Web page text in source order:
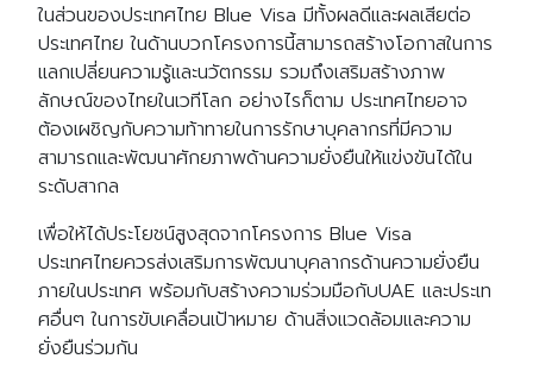
ในส่วนของประเทศไทย Blue Visa มีทั้งผลดีและผลเสียต่อ
ประเทศไทย ในด้านบวกโครงการนี้สามารถสร้างโอกาสในการ
แลกเปลี่ยนความรู้และนวัตกรรม รวมถึงเสริมสร้างภาพ
ลักษณ์ของไทยในเวทีโลก อย่างไรก็ตาม ประเทศไทยอาจ
ต้องเผชิญกับความท้าทายในการรักษาบุคลากรที่มีความ
สามารถและพัฒนาศักยภาพด้านความยั่งยืนให้แข่งขันได้ใน
ระดับสากล
เพื่อให้ได้ประโยชน์สูงสุดจากโครงการ Blue Visa
ประเทศไทยควรส่งเสริมการพัฒนาบุคลากรด้านความยั่งยืน
ภายในประเทศ พร้อมกับสร้างความร่วมมือกับUAE และประเท
ศอื่นๆ ในการขับเคลื่อนเป้าหมาย ด้านสิ่งแวดล้อมและความ
ยั่งยืนร่วมกัน